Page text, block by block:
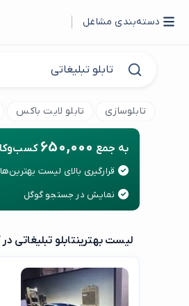
دسته‌بندی مشاغل
تابلوسازی تابلو لایت باکس
به جمع 650,000
قرارگیری بالای لیست بهترین‌ها
نمایش در جستجو گوگل
لیست بهترینتابلو تبلیغاتی